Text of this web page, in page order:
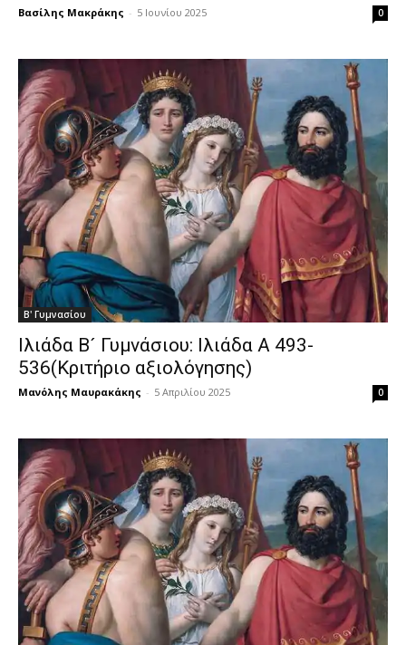
Βασίλης Μακράκης - 5 Ιουνίου 2025 0
Β' Γυμνασίου
Ιλιάδα Β´ Γυμνάσιου: Ιλιάδα Α 493-
536(Κριτήριο αξιολόγησης)
Μανόλης Μαυρακάκης - 5 Απριλίου 2025 0